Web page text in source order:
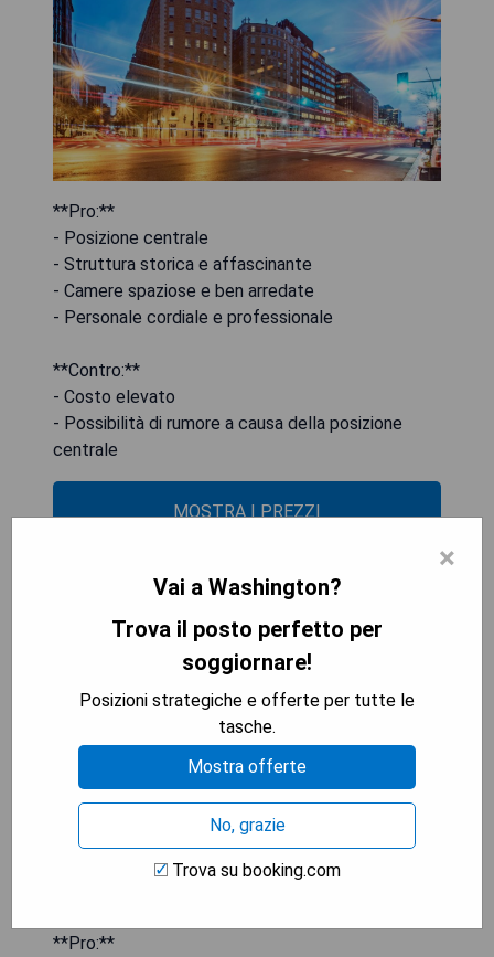
**Pro:**
- Posizione centrale
- Struttura storica e affascinante
- Camere spaziose e ben arredate
- Personale cordiale e professionale
**Contro:**
- Costo elevato
- Possibilità di rumore a causa della posizione
centrale
MOSTRA I PREZZI
The Ritz-Carlton Georgetown
**Pro:**
×
Vai a Washington?
Trova il posto perfetto per
soggiornare!
Posizioni strategiche e offerte per tutte le
tasche.
Mostra offerte
No, grazie
Trova su booking.com